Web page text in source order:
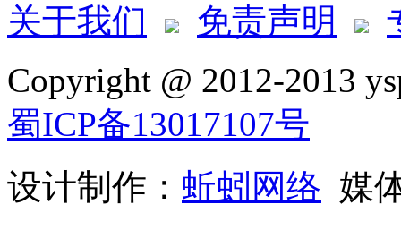
关于我们 免责声明
Copyright @ 2012-2013
蜀ICP备13017107号
设计制作： 蚯蚓网络 媒